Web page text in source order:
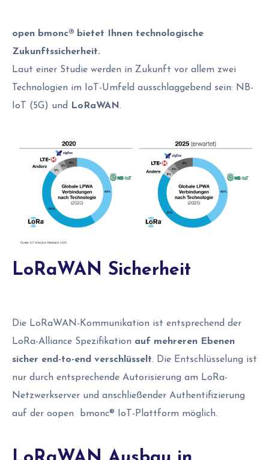
open bmonc® bietet Ihnen technologische
Zukunftssicherheit.
Laut einer Studie werden in Zukunft vor allem zwei
Technologien im IoT-Umfeld ausschlaggebend sein: NB-
IoT (5G) und
LoRaWAN.
LoRaWAN Sicherheit
Die LoRaWAN-Kommunikation ist entsprechend der
LoRa-Alliance Spezifikation auf mehreren Ebenen
sicher end-to-end verschlüsselt. Die Entschlüsselung ist
nur durch entsprechende Autorisierung am LoRa-
Netzwerkserver und anschließender Authentifizierung
auf der oopen bmonc® IoT-Plattform möglich.